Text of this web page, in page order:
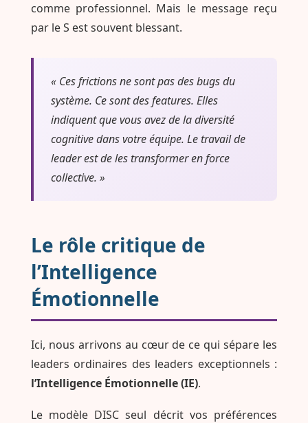
comme professionnel. Mais le message reçu
par le S est souvent blessant.
« Ces frictions ne sont pas des bugs du
système. Ce sont des features. Elles
indiquent que vous avez de la diversité
cognitive dans votre équipe. Le travail de
leader est de les transformer en force
collective. »
Le rôle critique de
l’Intelligence
Émotionnelle
Ici, nous arrivons au cœur de ce qui sépare les
leaders ordinaires des leaders exceptionnels :
l’Intelligence Émotionnelle (IE).
Le modèle DISC seul décrit vos préférences